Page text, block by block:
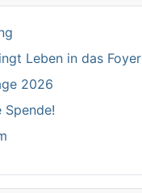
Leben in das Foyer
2026
Spende!